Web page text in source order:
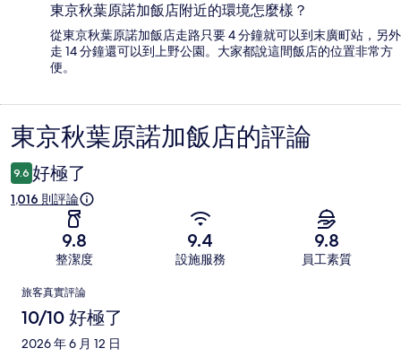
東京秋葉原諾加飯店附近的環境怎麼樣？
從東京秋葉原諾加飯店走路只要 4 分鐘就可以到末廣町站，另外
走 14 分鐘還可以到上野公園。大家都說這間飯店的位置非常方
便。
評
論
東京秋葉原諾加飯店的評論
9.6 好極了
1,016 則評論
9.8
整潔度
9.4
設施服務
9.8
員工素質
評
論
旅客真實評論
10/10 好極了
2026 年 6 月 12 日